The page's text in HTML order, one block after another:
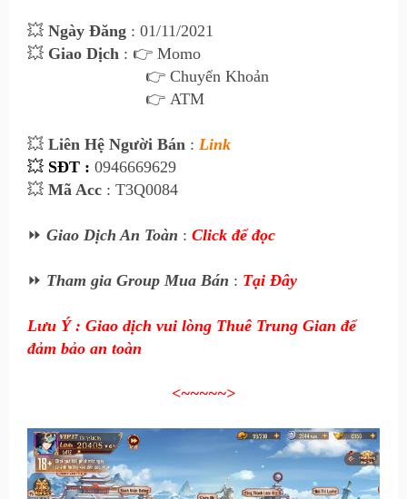
💥 Ngày Đăng : 01/11/2021
💥 Giao Dịch : 👉 Momo
👉 Chuyển Khoản
👉 ATM
💥 Liên Hệ Người Bán : Link
💥 SĐT : 0946669629
💥 Mã Acc : T3Q0084
⏩ Giao Dịch An Toàn : Click để đọc
⏩ Tham gia Group Mua Bán : Tại Đây
Lưu Ý : Giao dịch vui lòng Thuê Trung Gian để
đảm bảo an toàn
<~~~~~>